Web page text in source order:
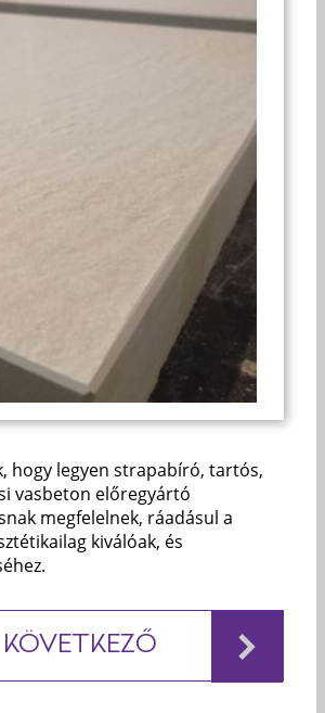
hogy legyen strapabíró, tartós,
vasbeton előregyártó
megfelelnek, ráadásul a
kiválóak, és
KÖVETKEZŐ